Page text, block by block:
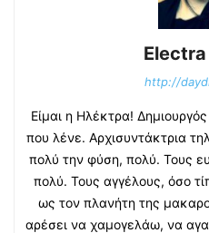
http://
Είμαι η Ηλέκτρα!
που λένε. Αρχισυντάκτρια
πολύ την φύση, πολύ. Τους
πολύ. Τους αγγέλους, όσο
ως τον πλανήτη της
αρέσει να χαμογελάω, να